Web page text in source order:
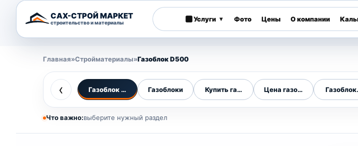
САХ-СТРОЙ МАРКЕТ
строительство и материалы Услуги ▾ Фото Цены О компании
Главная»Стройматериалы»Газоблок D500
‹ Газоблок D500 Газоблоки Купить газоблок Цена газоблока
Что важно:выберите нужный раздел